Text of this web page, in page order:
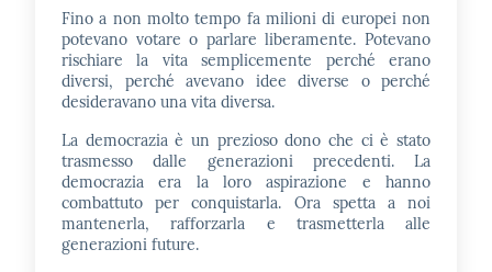
Fino a non molto tempo fa milioni di europei non
potevano votare o parlare liberamente. Potevano
rischiare la vita semplicemente perché erano
diversi, perché avevano idee diverse o perché
desideravano una vita diversa.
La democrazia è un prezioso dono che ci è stato
trasmesso dalle generazioni precedenti. La
democrazia era la loro aspirazione e hanno
combattuto per conquistarla. Ora spetta a noi
mantenerla, rafforzarla e trasmetterla alle
generazioni future.